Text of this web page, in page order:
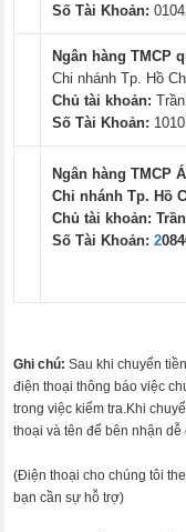
Số Tài Khoản:
Ngân hàng TMCP
Chi nhánh Tp. Hồ
Chủ tài khoản:
Số Tài Khoản:
Ngân hàng TMCP
Chi nhánh Tp. Hồ
Chủ tài khoản:
Số Tài Khoản: 2
Ghi chú: Sau khi chuyển
điện thoại thông báo việc
trong việc kiểm tra.Khi
thoại và tên để bên nhận dễ
(Điện thoại cho chúng tôi
bạn cần sự hỗ trợ)